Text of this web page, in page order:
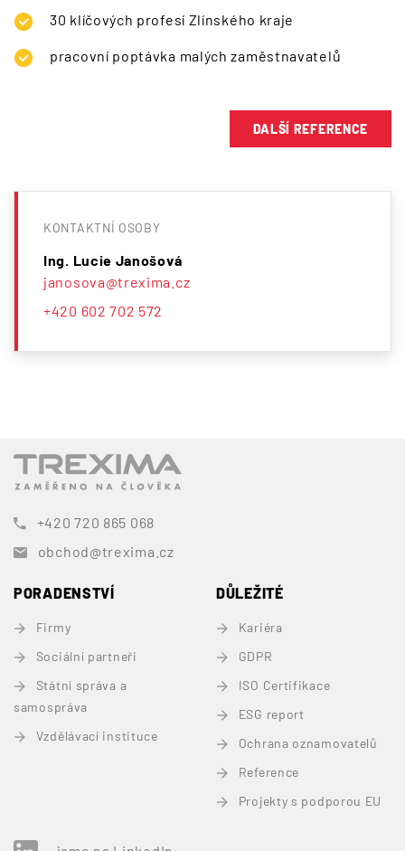
30 klíčových profesí Zlínského kraje
pracovní poptávka malých zaměstnavatelů
DALŠÍ REFERENCE
KONTAKTNÍ OSOBY
Ing. Lucie Janošová
janosova@trexima.cz
+420 602 702 572
+420 720 865 068
obchod@trexima.cz
PORADENSTVÍ
Firmy
Sociální partneři
Státní správa a
samospráva
Vzdělávací instituce
DŮLEŽITÉ
Kariéra
GDPR
ISO Certifikace
ESG report
Ochrana oznamovatelů
Reference
Projekty s podporou EU